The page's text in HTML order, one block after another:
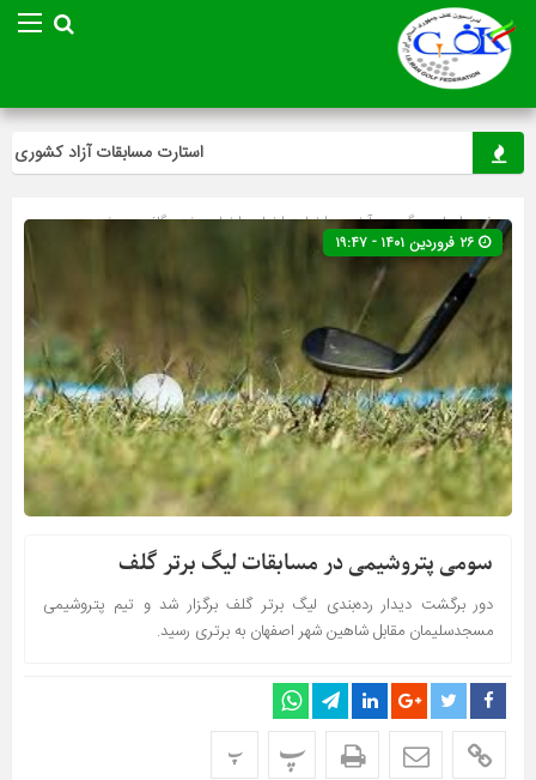
استارت مسابقات آزاد کشوری
صفحه اصلی» گروه »آخرین اخبار»اخبار»اخبار ویژه»گلف»ویژه
سومی پتروشیمی در مسابقات لیگ برتر گلف
دور برگشت دیدار رده‌بندی لیگ برتر گلف برگزار شد و تیم پتروشیمی
مسجدسلیمان مقابل شاهین شهر اصفهان به برتری رسید.
پ پ